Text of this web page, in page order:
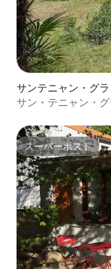
サンテニャン・グ
サン・テニャン・
スーパーホスト
スーパーホスト